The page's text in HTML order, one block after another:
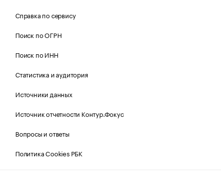
Справка по сервису
Поиск по ОГРН
Поиск по ИНН
Статистика и аудитория
Источники данных
Источник отчетности Контур.Фокус
Вопросы и ответы
Политика Cookies РБК